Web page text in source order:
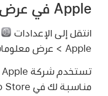
Apple في عرض الإعلانات
انتقل إلى الإعدادات
Apple > عرض معلومات استهداف الإعلانات.